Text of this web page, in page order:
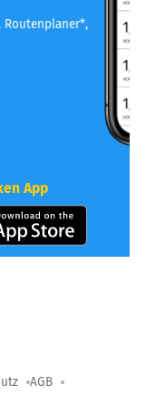
Routenplaner*,
App
AGB